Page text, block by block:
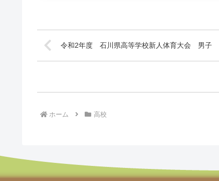
令和2年度 石川県高等学校新人体育大会 男子
ホーム 高校